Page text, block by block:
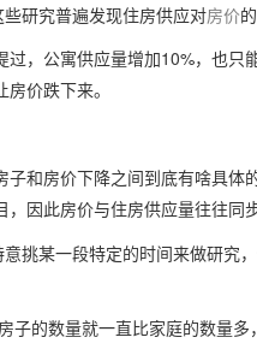
研究普遍发现住房供应对房价
，公寓供应量增加10%，也只
价跌下来。
和房价下降之间到底有啥具体
因此房价与住房供应量往往同
挑某一段特定的时间来做研究
的数量就一直比家庭的数量多